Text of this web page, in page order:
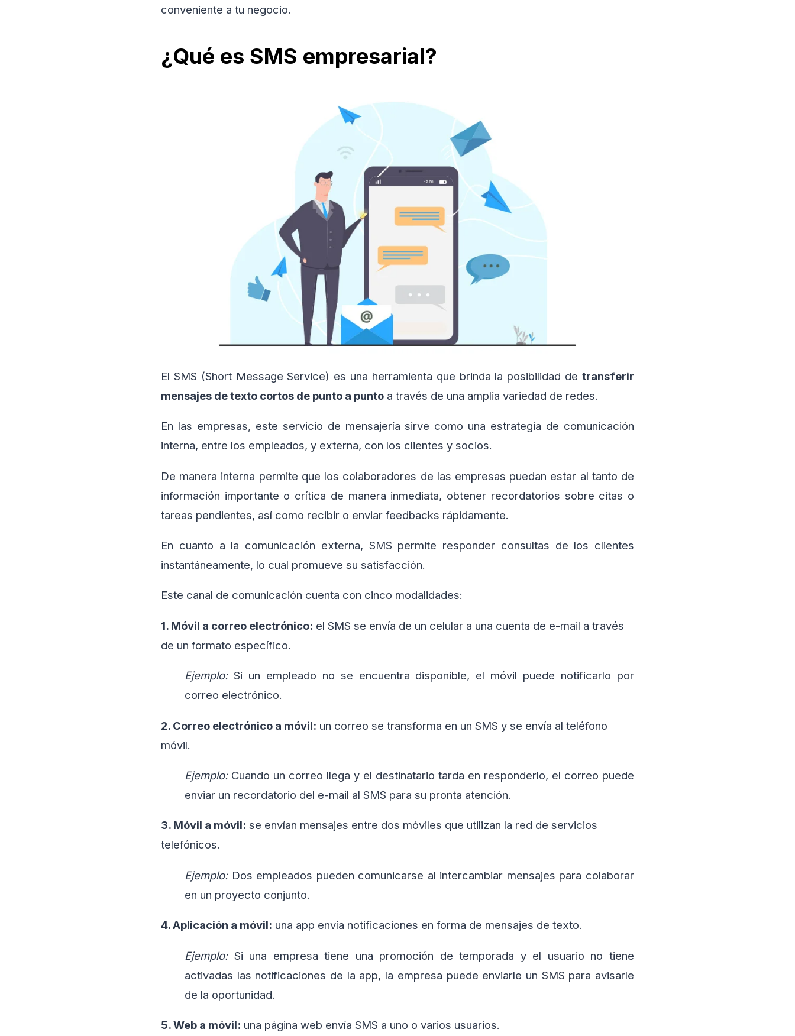
conveniente a tu negocio.
¿Qué es SMS empresarial?
El SMS (Short Message Service) es una herramienta que brinda la posibilidad de transferir
mensajes de texto cortos de punto a punto a través de una amplia variedad de redes.
En las empresas, este servicio de mensajería sirve como una estrategia de comunicación
interna, entre los empleados, y externa, con los clientes y socios.
De manera interna permite que los colaboradores de las empresas puedan estar al tanto de
información importante o crítica de manera inmediata, obtener recordatorios sobre citas o
tareas pendientes, así como recibir o enviar feedbacks rápidamente.
En cuanto a la comunicación externa, SMS permite responder consultas de los clientes
instantáneamente, lo cual promueve su satisfacción.
Este canal de comunicación cuenta con cinco modalidades:
1. Móvil a correo electrónico: el SMS se envía de un celular a una cuenta de e-mail a través
de un formato específico.
Ejemplo: Si un empleado no se encuentra disponible, el móvil puede notificarlo por
correo electrónico.
2. Correo electrónico a móvil: un correo se transforma en un SMS y se envía al teléfono
móvil.
Ejemplo: Cuando un correo llega y el destinatario tarda en responderlo, el correo puede
enviar un recordatorio del e-mail al SMS para su pronta atención.
3. Móvil a móvil: se envían mensajes entre dos móviles que utilizan la red de servicios
telefónicos.
Ejemplo: Dos empleados pueden comunicarse al intercambiar mensajes para colaborar
en un proyecto conjunto.
4. Aplicación a móvil: una app envía notificaciones en forma de mensajes de texto.
Ejemplo: Si una empresa tiene una promoción de temporada y el usuario no tiene
activadas las notificaciones de la app, la empresa puede enviarle un SMS para avisarle
de la oportunidad.
5. Web a móvil: una página web envía SMS a uno o varios usuarios.